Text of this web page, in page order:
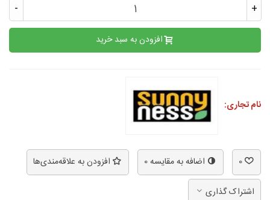
- +
افزودن به سبد خرید
نام تجاری:
0 اضافه به مقایسه0 افزودن به علاقه‌مندی‌ها
اشتراک گذاری